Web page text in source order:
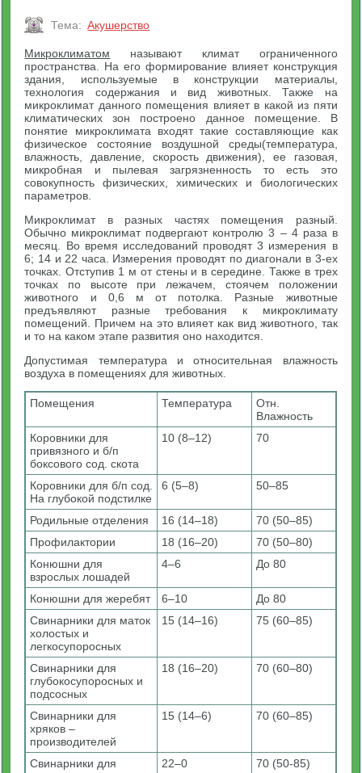
Тема: Акушерство
Микроклиматом называют климат ограниченного
пространства. На его формирование влияет конструкция
здания, используемые в конструкции материалы,
технология содержания и вид животных. Также на
микроклимат данного помещения влияет в какой из пяти
климатических зон построено данное помещение. В
понятие микроклимата входят такие составляющие как
физическое состояние воздушной среды(температура,
влажность, давление, скорость движения), ее газовая,
микробная и пылевая загрязненность то есть это
совокупность физических, химических и биологических
параметров.
Микроклимат в разных частях помещения разный.
Обычно микроклимат подвергают контролю 3 – 4 раза в
месяц. Во время исследований проводят 3 измерения в
6; 14 и 22 часа. Измерения проводят по диагонали в 3-ех
точках. Отступив 1 м от стены и в середине. Также в трех
точках по высоте при лежачем, стоячем положении
животного и 0,6 м от потолка. Разные животные
предъявляют разные требования к микроклимату
помещений. Причем на это влияет как вид животного, так
и то на каком этапе развития оно находится.
Допустимая температура и относительная влажность
воздуха в помещениях для животных.
Помещения Температура
Отн.
Влажность
Коровники для
привязного и б/п
боксового сод. скота
10 (8–12) 70
Коровники для б/п сод.
На глубокой подстилке
6 (5–8) 50–85
Родильные отделения 16 (14–18)
70 (50–85)
Профилактории
18 (16–20)
70 (50–80)
Конюшни для
взрослых лошадей
4–6 До 80
Конюшни для жеребят 6–10
До 80
Свинарники для маток
холостых и
легкосупоросных
15 (14–16) 75 (60–85)
Свинарники для
глубокосупоросных и
подсосных
18 (16–20) 70 (60–80)
Свинарники для
хряков –
производителей
15 (14–6) 70 (60–85)
Свинарники для
22–0 70 (50-85)